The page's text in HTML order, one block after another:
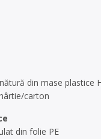
din mase plastice
carton
din folie PE